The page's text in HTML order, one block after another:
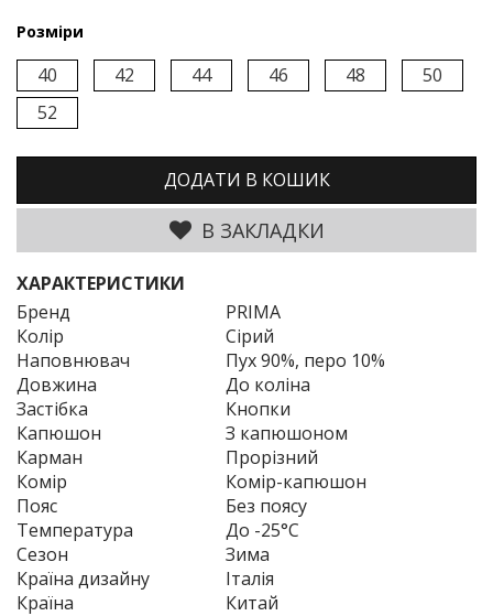
Розміри
40 42 44 46 48
50
52
ДОДАТИ В КОШИК
В ЗАКЛАДКИ
ХАРАКТЕРИСТИКИ
Бренд
PRIMA
Колір
Сірий
Наповнювач
Пух 90%, перо 10%
Довжина
До коліна
Застібка
Кнопки
Капюшон
З капюшоном
Карман
Прорізний
Комір
Комір-капюшон
Пояс
Без поясу
Температура
До -25°C
Сезон
Зима
Країна дизайну
Італія
Країна
Китай